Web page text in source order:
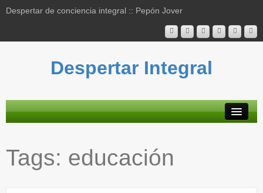
Despertar de conciencia integral :: Pepón Jover
Despertar Integral
Actividades
Tags: educación